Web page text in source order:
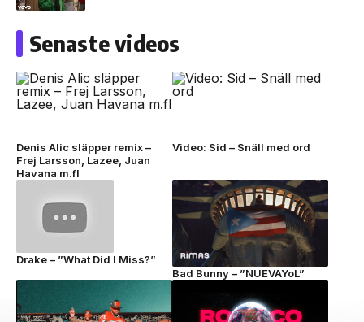
Senaste videos
Denis Alic släpper remix –
Frej Larsson, Lazee, Juan
Havana m.fl
Video: Sid – Snäll med ord
Drake – ”What Did I Miss?”
Bad Bunny – ”NUEVAYoL”